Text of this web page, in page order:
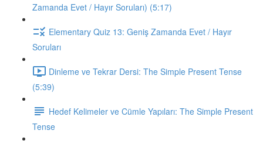
Zamanda Evet / Hayır Soruları) (5:17)
Elementary Quiz 13: Geniş Zamanda Evet / Hayır
Soruları
Dinleme ve Tekrar Dersi: The Simple Present Tense
(5:39)
Hedef Kelimeler ve Cümle Yapıları: The Simple Present
Tense